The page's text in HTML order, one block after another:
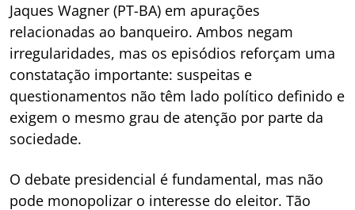
Jaques Wagner (PT-BA) em apurações
relacionadas ao banqueiro. Ambos negam
irregularidades, mas os episódios reforçam uma
constatação importante: suspeitas e
questionamentos não têm lado político definido e
exigem o mesmo grau de atenção por parte da
sociedade.
O debate presidencial é fundamental, mas não
pode monopolizar o interesse do eleitor. Tão